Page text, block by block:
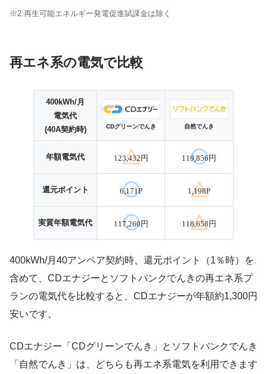
※2:再生可能エネルギー発電促進賦課金は除く
再エネ系の電気で比較
400kWh/月
電気代
(40A契約時)
CDグリーンでんき 自然でんき
年額電気代 123,432円 119,856円
還元ポイント 6,171P 1,198P
実質年額電気代 117,260円 118,658円
400kWh/月40アンペア契約時、還元ポイント（1％時）を
含めて、CDエナジーとソフトバンクでんきの再エネ系プ
ランの電気代を比較すると、CDエナジーが年額約1,300円
安いです。
CDエナジー「CDグリーンでんき」とソフトバンクでんき
「自然でんき」は、どちらも再エネ系電気を利用できます